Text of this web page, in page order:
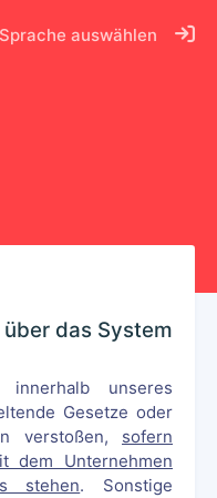
Sprache auswählen
das System
unseres
Gesetze oder
verstoßen, sofern
dem Unternehmen
stehen. Sonstige